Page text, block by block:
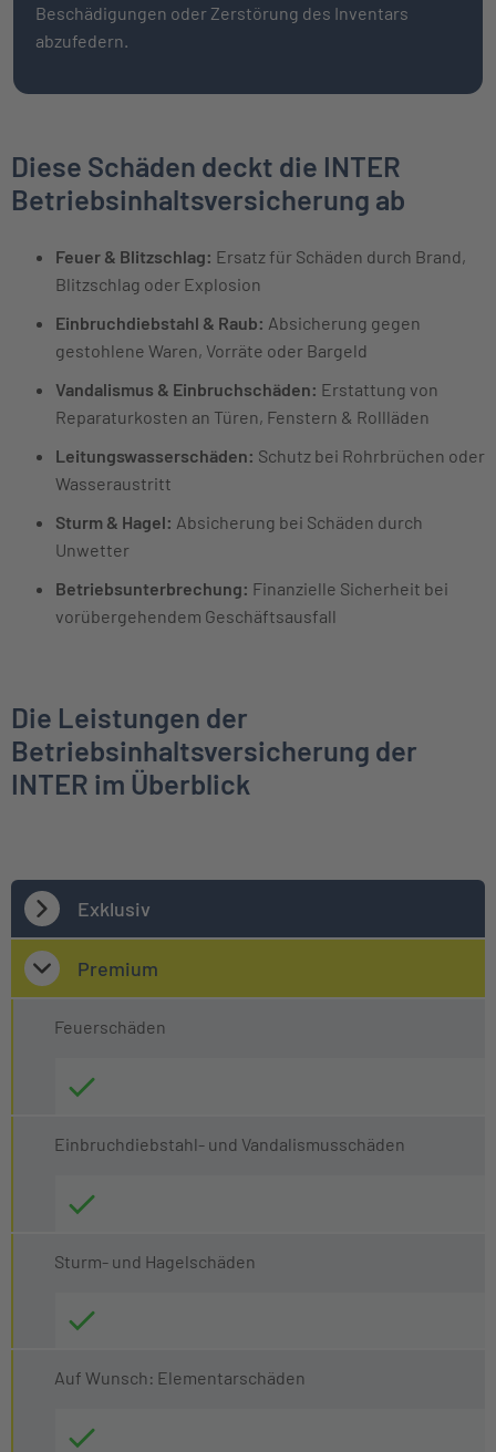
Beschädigungen oder Zerstörung des Inventars
abzufedern.
Diese Schäden deckt die INTER
Betriebsinhaltsversicherung ab
Feuer & Blitzschlag: Ersatz für Schäden durch Brand,
Blitzschlag oder Explosion
Einbruchdiebstahl & Raub: Absicherung gegen
gestohlene Waren, Vorräte oder Bargeld
Vandalismus & Einbruchschäden: Erstattung von
Reparaturkosten an Türen, Fenstern & Rollläden
Leitungswasserschäden: Schutz bei Rohrbrüchen oder
Wasseraustritt
Sturm & Hagel: Absicherung bei Schäden durch
Unwetter
Betriebsunterbrechung: Finanzielle Sicherheit bei
vorübergehendem Geschäftsausfall
Die Leistungen der
Betriebsinhaltsversicherung der
INTER im Überblick
Exklusiv
Premium
Feuerschäden
Einbruchdiebstahl- und Vandalismusschäden
Sturm- und Hagelschäden
Auf Wunsch: Elementarschäden